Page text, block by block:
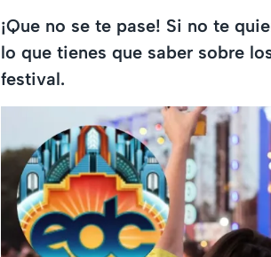
¡Que no se te pase! Si no te
lo que tienes que saber sobre
festival.